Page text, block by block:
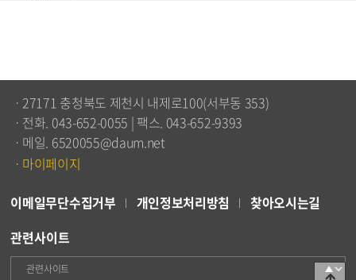
ㆍ27171 충청북도 제천시 내제로100(서부동 353)
ㆍ전화. 043-652-0055 | 팩스. 043-652-9393
ㆍ메일. 6520055@daum.net
ㆍ마이페이지
이메일무단수집거부 개인정보처리방침
찾아오시는길
관련사이트